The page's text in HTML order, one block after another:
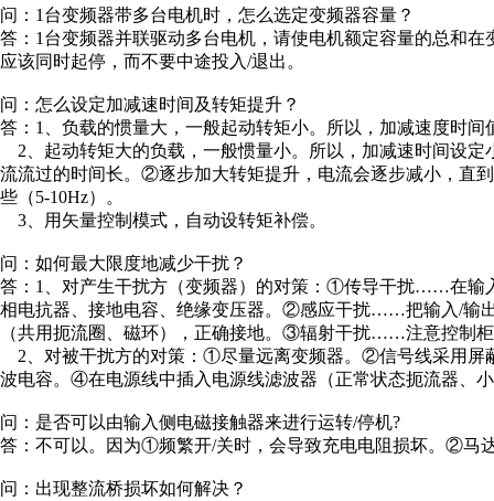
问：1台变频器带多台电机时，怎么选定变频器容量？
答：1台变频器并联驱动多台电机，请使电机额定容量的总和
应该同时起停，而不要中途投入/退出。
问：怎么设定加减速时间及转矩提升？
答：1、负载的惯量大，一般起动转矩小。所以，加减速度时
2、起动转矩大的负载，一般惯量小。所以，加减速时间设
流流过的时间长。②逐步加大转矩提升，电流会逐步减小，直
些（5-10Hz）。
3、用矢量控制模式，自动设转矩补偿。
问：如何最大限度地减少干扰？
答：1、对产生干扰方（变频器）的对策：①传导干扰……在输
相电抗器、接地电容、绝缘变压器。②感应干扰……把输入/输
（共用扼流圈、磁环），正确接地。③辐射干扰……注意控制
2、对被干扰方的对策：①尽量远离变频器。②信号线采用屏
波电容。④在电源线中插入电源线滤波器（正常状态扼流器、
问：是否可以由输入侧电磁接触器来进行运转/停机?
答：不可以。因为①频繁开/关时，会导致充电电阻损坏。②马
问：出现整流桥损坏如何解决？